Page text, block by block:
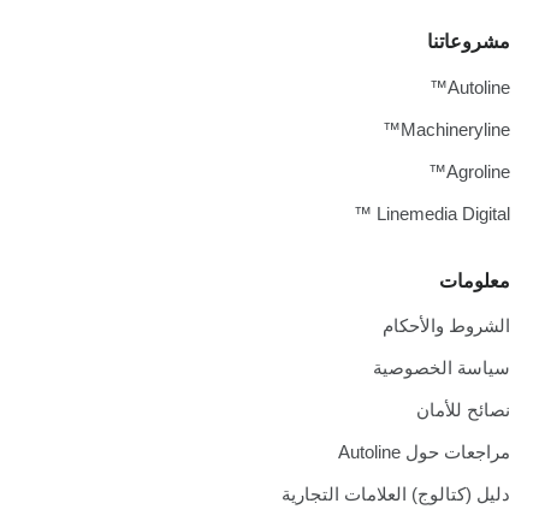
معلومات
الشروط والأحكام
سياسة الخصوصية
نصائح للأمان
مراجعات حول Autoline
دليل (كتالوج) العلامات التجارية
مشروعاتنا
Autoline™
Machineryline™
Agroline™
Linemedia Digital ™